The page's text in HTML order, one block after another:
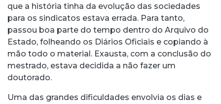
que a história tinha da evolução das sociedades
para os sindicatos estava errada. Para tanto,
passou boa parte do tempo dentro do Arquivo do
Estado, folheando os Diários Oficiais e copiando à
mão todo o material. Exausta, com a conclusão do
mestrado, estava decidida a não fazer um
doutorado.
Uma das grandes dificuldades envolvia os dias e